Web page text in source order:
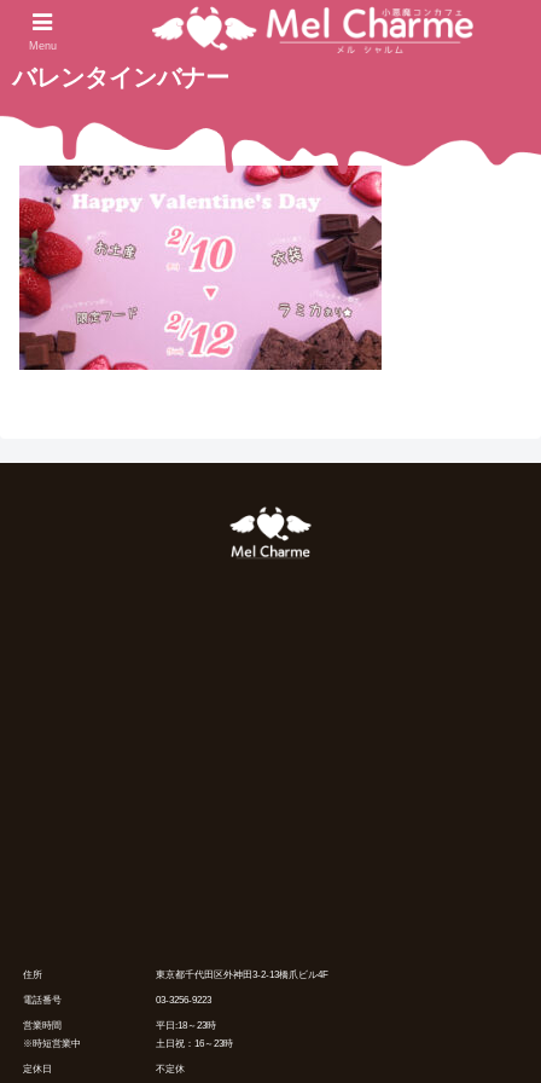
ホーム
バレンタインバナー
2023.02.04
住所 東京都千代田区外神田3-2-13橋爪ビル4F
電話番号 03-3256-9223
営業時間
※時短営業中
平日:18～23時
土日祝：16～23時
定休日 不定休
Menu